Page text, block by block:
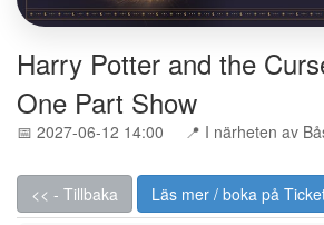
Harry Potter and the
One Part Show
📅 2027-06-12 14:00 📍 I närheten av
<< - Tillbaka Läs mer / boka på